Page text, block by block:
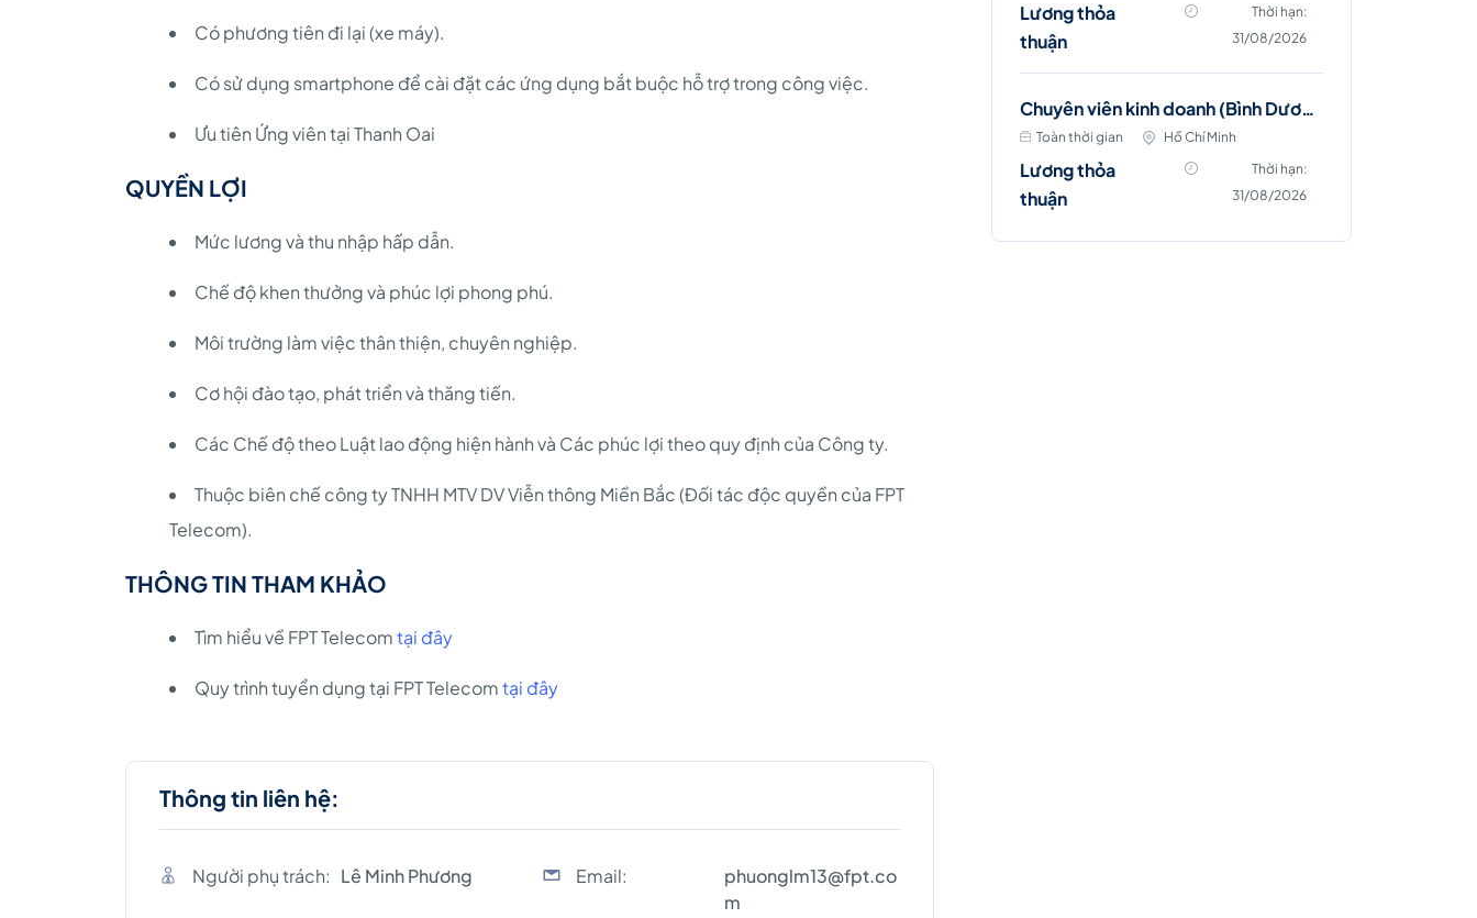
Có phương tiên đi lại (xe máy).
Có sử dụng smartphone để cài đặt các ứng dụng bắt buộc hỗ trợ trong công việc.
Ưu tiên Ứng viên tại Thanh Oai
QUYỀN LỢI
Mức lương và thu nhập hấp dẫn.
Chế độ khen thưởng và phúc lợi phong phú.
Môi trường làm việc thân thiện, chuyên nghiệp.
Cơ hội đào tạo, phát triển và thăng tiến.
Các Chế độ theo Luật lao động hiện hành và Các phúc lợi theo quy định của Công ty.
Thuộc biên chế công ty TNHH MTV DV Viễn thông Miền Bắc (Đối tác độc quyền của FPT
Telecom).
THÔNG TIN THAM KHẢO
Tìm hiểu về FPT Telecomtại đây
Quy trình tuyển dụng tại FPT Telecomtại đây
Thông tin liên hệ:
Người phụ trách: Lê Minh Phương Email:
phuonglm13@fpt.co
m
Lương thỏa
thuận
Thời hạn:
31/08/2026
Chuyên viên kinh doanh (Bình Dương)
Toàn thời gian Hồ Chí Minh
Lương thỏa
thuận
Thời hạn:
31/08/2026